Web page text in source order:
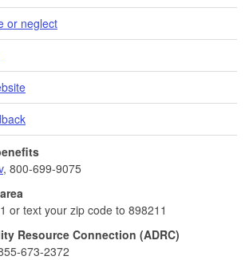
or neglect
, 800-699-9075
or text your zip code to 898211
Resource Connection (ADRC)
673-2372